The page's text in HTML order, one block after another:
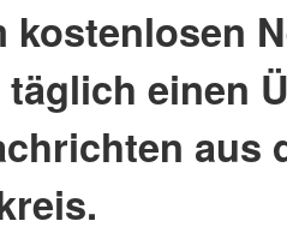
kostenlosen
einen
aus